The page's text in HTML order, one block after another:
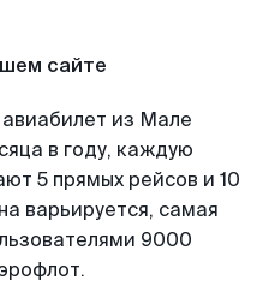
сайте
из Мале
в году, каждую
5 прямых рейсов и 10
варьируется, самая
9000